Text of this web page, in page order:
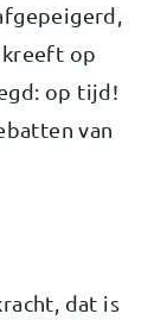
kreeft op
op tijd!
van
dat is